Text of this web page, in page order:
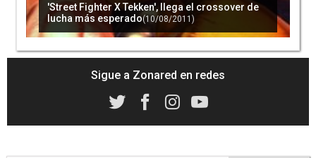
'Street Fighter X Tekken', llega el crossover de
lucha más esperado(10/08/2011)
Sigue a Zonared en redes